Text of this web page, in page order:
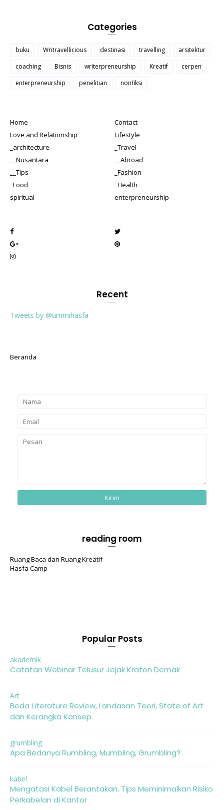
Categories
buku Writravellicious destinasi travelling
arsitektur
coaching
Bisnis writerpreneurship Kreatif
cerpen
enterpreneurship
penelitian nonfiksi
Home
Contact
Love and Relationship
Lifestyle
_architecture
_Travel
__Nusantara
__Abroad
__Tips
_Fashion
_Food
_Health
spiritual
enterpreneurship
Recent
Tweets by @ummihasfa
Beranda
reading room
Ruang Baca dan Ruang Kreatif
Hasfa Camp
Popular Posts
akademik
Catatan Webinar Telusur Jejak Kraton Demak
Art
Beda Literature Review, Landasan Teori, State of Art
dan Kerangka Konsep
grumbling
Apa Bedanya Rumbling, Mumbling, Grumbling?
kabel
Mengatasi Kabel Berantakan, Tips Meminimalkan Risiko
Perkabelan di Kantor